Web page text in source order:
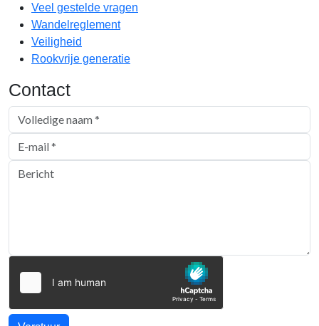
Veel gestelde vragen
Wandelreglement
Veiligheid
Rookvrije generatie
Contact